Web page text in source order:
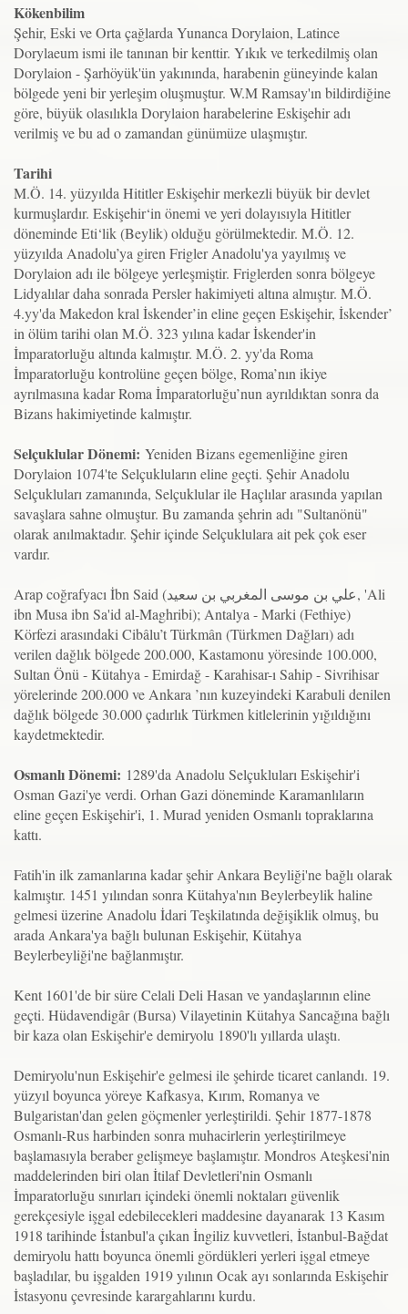
Kökenbilim
Şehir, Eski ve Orta çağlarda Yunanca Dorylaion, Latince
Dorylaeum ismi ile tanınan bir kenttir. Yıkık ve terkedilmiş olan
Dorylaion - Şarhöyük'ün yakınında, harabenin güneyinde kalan
bölgede yeni bir yerleşim oluşmuştur. W.M Ramsay'ın bildirdiğine
göre, büyük olasılıkla Dorylaion harabelerine Eskişehir adı
verilmiş ve bu ad o zamandan günümüze ulaşmıştır.
Tarihi
M.Ö. 14. yüzyılda Hititler Eskişehir merkezli büyük bir devlet
kurmuşlardır. Eskişehir‘in önemi ve yeri dolayısıyla Hititler
döneminde Eti‘lik (Beylik) olduğu görülmektedir. M.Ö. 12.
yüzyılda Anadolu’ya giren Frigler Anadolu'ya yayılmış ve
Dorylaion adı ile bölgeye yerleşmiştir. Friglerden sonra bölgeye
Lidyalılar daha sonrada Persler hakimiyeti altına almıştır. M.Ö.
4.yy'da Makedon kral İskender’in eline geçen Eskişehir, İskender’
in ölüm tarihi olan M.Ö. 323 yılına kadar İskender'in
İmparatorluğu altında kalmıştır. M.Ö. 2. yy'da Roma
İmparatorluğu kontrolüne geçen bölge, Roma’nın ikiye
ayrılmasına kadar Roma İmparatorluğu’nun ayrıldıktan sonra da
Bizans hakimiyetinde kalmıştır.
Selçuklular Dönemi: Yeniden Bizans egemenliğine giren
Dorylaion 1074'te Selçukluların eline geçti. Şehir Anadolu
Selçukluları zamanında, Selçuklular ile Haçlılar arasında yapılan
savaşlara sahne olmuştur. Bu zamanda şehrin adı "Sultanönü"
olarak anılmaktadır. Şehir içinde Selçuklulara ait pek çok eser
vardır.
Arap coğrafyacı İbn Said (علي بن موسى المغربي بن سعيد, 'Ali
ibn Musa ibn Sa'id al-Maghribi); Antalya - Marki (Fethiye)
Körfezi arasındaki Cibâlu’t Türkmân (Türkmen Dağları) adı
verilen dağlık bölgede 200.000, Kastamonu yöresinde 100.000,
Sultan Önü - Kütahya - Emirdağ - Karahisar-ı Sahip - Sivrihisar
yörelerinde 200.000 ve Ankara ’nın kuzeyindeki Karabuli denilen
dağlık bölgede 30.000 çadırlık Türkmen kitlelerinin yığıldığını
kaydetmektedir.
Osmanlı Dönemi: 1289'da Anadolu Selçukluları Eskişehir'i
Osman Gazi'ye verdi. Orhan Gazi döneminde Karamanlıların
eline geçen Eskişehir'i, 1. Murad yeniden Osmanlı topraklarına
kattı.
Fatih'in ilk zamanlarına kadar şehir Ankara Beyliği'ne bağlı olarak
kalmıştır. 1451 yılından sonra Kütahya'nın Beylerbeylik haline
gelmesi üzerine Anadolu İdari Teşkilatında değişiklik olmuş, bu
arada Ankara'ya bağlı bulunan Eskişehir, Kütahya
Beylerbeyliği'ne bağlanmıştır.
Kent 1601'de bir süre Celali Deli Hasan ve yandaşlarının eline
geçti. Hüdavendigâr (Bursa) Vilayetinin Kütahya Sancağına bağlı
bir kaza olan Eskişehir'e demiryolu 1890'lı yıllarda ulaştı.
Demiryolu'nun Eskişehir'e gelmesi ile şehirde ticaret canlandı. 19.
yüzyıl boyunca yöreye Kafkasya, Kırım, Romanya ve
Bulgaristan'dan gelen göçmenler yerleştirildi. Şehir 1877-1878
Osmanlı-Rus harbinden sonra muhacirlerin yerleştirilmeye
başlamasıyla beraber gelişmeye başlamıştır. Mondros Ateşkesi'nin
maddelerinden biri olan İtilaf Devletleri'nin Osmanlı
İmparatorluğu sınırları içindeki önemli noktaları güvenlik
gerekçesiyle işgal edebilecekleri maddesine dayanarak 13 Kasım
1918 tarihinde İstanbul'a çıkan İngiliz kuvvetleri, İstanbul-Bağdat
demiryolu hattı boyunca önemli gördükleri yerleri işgal etmeye
başladılar, bu işgalden 1919 yılının Ocak ayı sonlarında Eskişehir
İstasyonu çevresinde karargahlarını kurdu.